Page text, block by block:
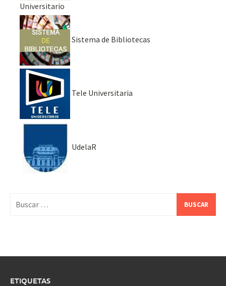
Universitario
Sistema de Bibliotecas
Tele Universitaria
UdelaR
ETIQUETAS